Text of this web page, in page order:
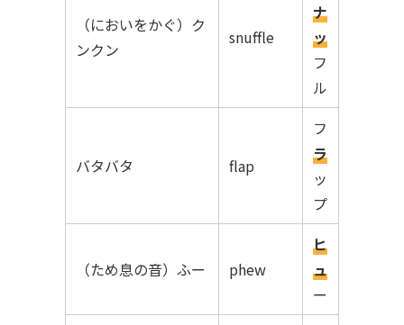
（においをかぐ）ク
ンクン
snuffle
ナ
ッ
フ
ル
バタバタ flap
フ
ラ
ッ
プ
（ため息の音）ふー phew
ヒ
ュ
ー